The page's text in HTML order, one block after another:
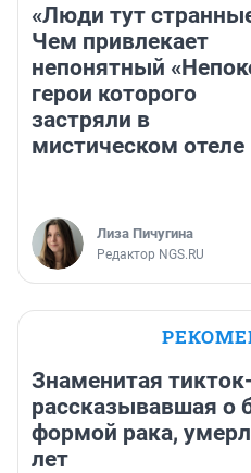
«Люди тут
Чем привлекает
непонятный
герои которого
застряли в
мистическом отеле
Лиза Пичугина
Редактор NGS.RU
Знаменитая
рассказывавшая о
формой рака,
лет